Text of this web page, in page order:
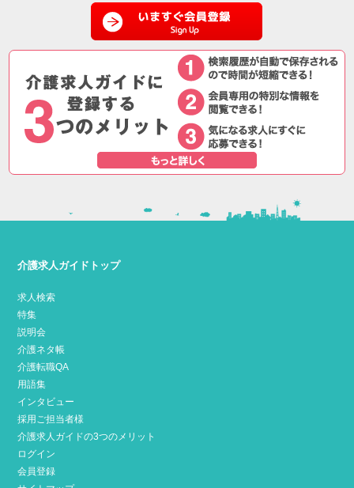
介護求人ガイドトップ
求人検索
特集
説明会
介護ネタ帳
介護転職QA
用語集
インタビュー
採用ご担当者様
介護求人ガイドの3つのメリット
ログイン
会員登録